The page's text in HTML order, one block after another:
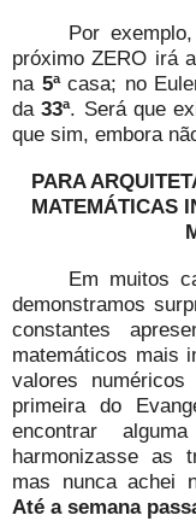
Por
próximo ZERO irá
na 5ªcasa; no
da33ª. Será que
que sim, embora
PARA
MATEMÁTICAS
Em muitos
demonstramos
constantes
matemáticos mais
valores
primeira do
encontrar
harmonizasse as
mas nunca achei
Até a semana